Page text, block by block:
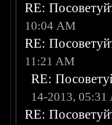
RE:
10:04 AM
RE:
11:21 AM
RE:
14-2013, 05:31
RE: